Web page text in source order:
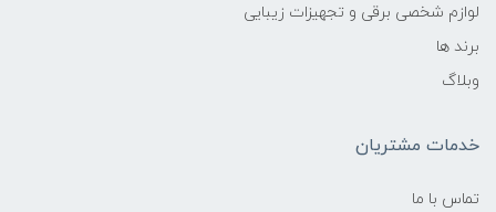
لوازم شخصی برقی و تجهیزات زیبایی
برند ها
وبلاگ
خدمات مشتریان
تماس با ما